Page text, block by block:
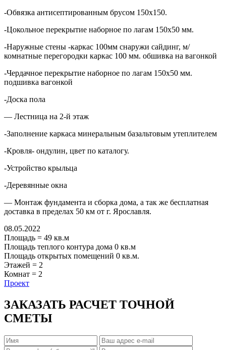
-Обвязка антисептированным брусом 150х150.
-Цокольное перекрытие наборное по лагам 150х50 мм.
-Наружные стены -каркас 100мм снаружи сайдинг, м/
комнатные перегородки каркас 100 мм. обшивка на вагонкой
-Чердачное перекрытие наборное по лагам 150х50 мм.
подшивка вагонкой
-Доска пола
— Лестница на 2-й этаж
-Заполнение каркаса минеральным базальтовым утеплителем
-Кровля- ондулин, цвет по каталогу.
-Устройство крыльца
-Деревянные окна
— Монтаж фундамента и сборка дома, а так же бесплатная
доставка в пределах 50 км от г. Ярославля.
08.05.2022
Площадь = 49 кв.м
Площадь теплого контура дома 0 кв.м
Площадь открытых помещений 0 кв.м.
Этажей = 2
Комнат = 2
Проект
ЗАКАЗАТЬ РАСЧЕТ ТОЧНОЙ
СМЕТЫ